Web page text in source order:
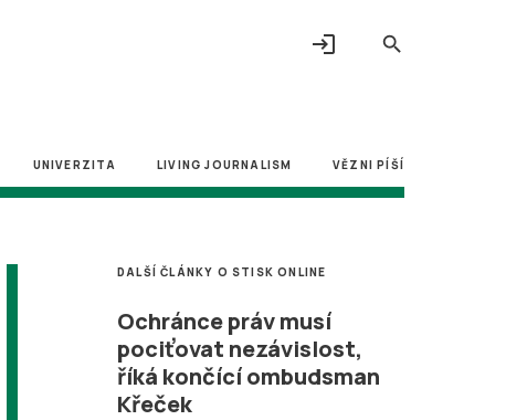
search
login
UNIVERZITA LIVING JOURNALISM VĚZNI PÍŠÍ
DALŠÍ ČLÁNKY O STISK ONLINE
Ochránce práv musí
pociťovat nezávislost,
říká končící ombudsman
Křeček